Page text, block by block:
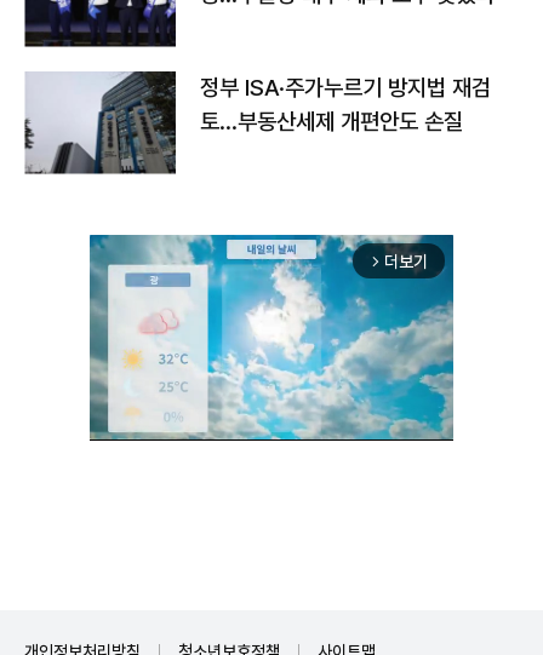
정부 ISA·주가누르기 방지법 재검
토…부동산세제 개편안도 손질
arrow_forward_ios 더보기
개인정보처리방침 청소년보호정책 사이트맵